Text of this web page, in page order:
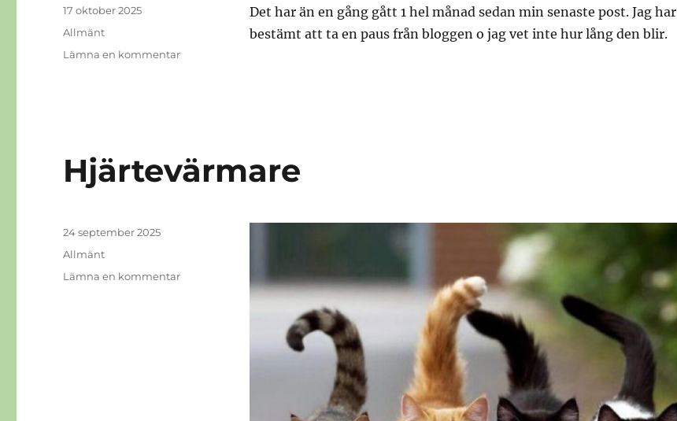
Det har än en gång gått 1 hel månad sedan min senaste post. Jag har
bestämt att ta en paus från bloggen o jag vet inte hur lång den blir.
Publicerat
den
17 oktober 2025
Kategorier
Allmänt
Lämna en kommentartill
Hjärtevärmare
Publicerat
den
24 september 2025
Kategorier
Allmänt
Lämna en kommentartill
Hjärtevärmare